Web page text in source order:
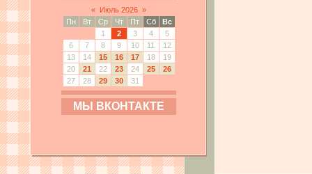
«
Июль 2026 »
Пн
Вт Ср Чт Пт Сб
Вс
1
2 3 4
5
6
7 8 9 10 11
12
13
14 15 16 17 18
19
20
21 22 23 24 25
26
27
28 29 30 31
МЫ ВКОНТАКТЕ